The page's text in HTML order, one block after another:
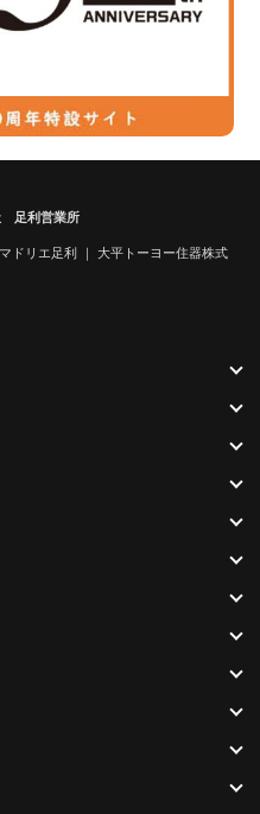
足利営業所
マドリエ足利 ｜ 大平トーヨー住器株式